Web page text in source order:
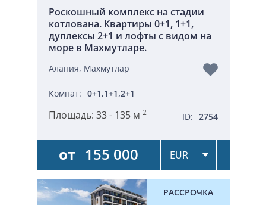
Роскошный комплекс на стадии
котлована. Квартиры 0+1, 1+1,
дуплексы 2+1 и лофты с видом на
море в Махмутларе.
Алания, Махмутлар
Комнат: 0+1,1+1,2+1
Площадь: 33 - 135 м 2 ID: 2754
от 155 000
РАССРОЧКА